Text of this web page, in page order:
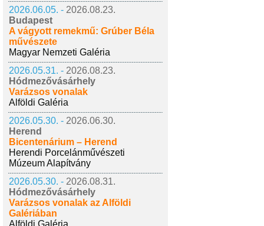
2026.06.05. - 2026.08.23.
Budapest
A vágyott remekmű: Grúber Béla
művészete
Magyar Nemzeti Galéria
2026.05.31. - 2026.08.23.
Hódmezővásárhely
Varázsos vonalak
Alföldi Galéria
2026.05.30. - 2026.06.30.
Herend
Bicentenárium – Herend
Herendi Porcelánművészeti
Múzeum Alapítvány
2026.05.30. - 2026.08.31.
Hódmezővásárhely
Varázsos vonalak az Alföldi
Galériában
Alföldi Galéria